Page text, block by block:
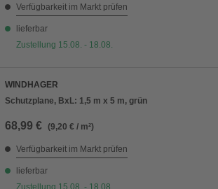
Verfügbarkeit im Markt prüfen
lieferbar
Zustellung 15.08. - 18.08.
WINDHAGER
Schutzplane, BxL: 1,5 m x 5 m, grün
68,99 € (9,20 € / m²)
Verfügbarkeit im Markt prüfen
lieferbar